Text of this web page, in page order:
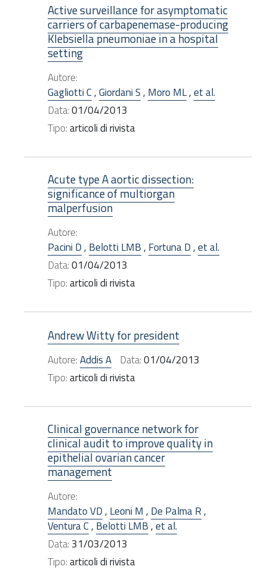
Active surveillance for asymptomatic
carriers of carbapenemase-producing
Klebsiella pneumoniae in a hospital
setting
Autore:
Gagliotti C,Giordani S, Moro ML,et al.
Data:01/04/2013
Tipo:articoli di rivista
Acute type A aortic dissection:
significance of multiorgan
malperfusion
Autore:
Pacini D, Belotti LMB, Fortuna D,et al.
Data:01/04/2013
Tipo:articoli di rivista
Andrew Witty for president
Autore:Addis A Data:01/04/2013
Tipo:articoli di rivista
Clinical governance network for
clinical audit to improve quality in
epithelial ovarian cancer
management
Autore:
Mandato VD, Leoni M , De Palma R,
Ventura C, Belotti LMB,et al.
Data: 31/03/2013
Tipo:articoli di rivista